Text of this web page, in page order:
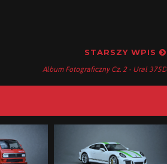
STARSZY WPIS
Album Fotograficzny Cz. 2 - Ural 375D